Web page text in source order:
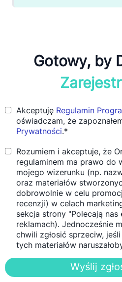
Gotowy, by
Akceptuję Regulamin
oświadczam, że
Prywatności.*
Rozumiem i akceptuje, że
regulaminem ma prawo do
mojego wizerunku (np.
oraz materiałów
dobrowolnie w celu
recenzji) w celach
sekcja strony "Polecają nas
reklamach). Jednocześnie
chwili zgłosić sprzeciw,
tych materiałów
Wyślij